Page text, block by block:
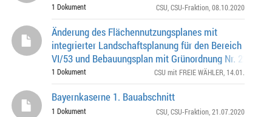
1 Dokument CSU CSU-Fraktion , 08.10.2020
Änderung des Flächennutzungsplanes mit
integrierter Landschaftsplanung für den Bereich
VI/53 und Bebauungsplan mit Grünordnung Nr. 2205
Schönstraße (östlich), Candidstraße (südlich), Auer
1 Dokument CSU mit FREIE WÄHLER , 14.01.
Bayernkaserne 1. Bauabschnitt
1 Dokument CSU CSU-Fraktion , 21.07.2020